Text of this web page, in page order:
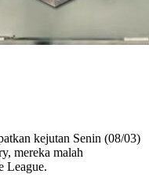
kejutan Senin (08/03)
mereka malah
League.